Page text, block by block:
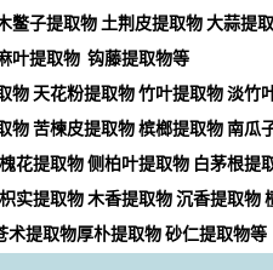
鳖子提取物 土荆皮提取物 大蒜提
叶提取物 钩藤提取物等
物 天花粉提取物 竹叶提取物 淡竹
物 苦楝皮提取物 槟榔提取物 南瓜
槐花提取物 侧柏叶提取物 白茅根提
枳实提取物 木香提取物 沉香提取物
术提取物厚朴提取物 砂仁提取物等